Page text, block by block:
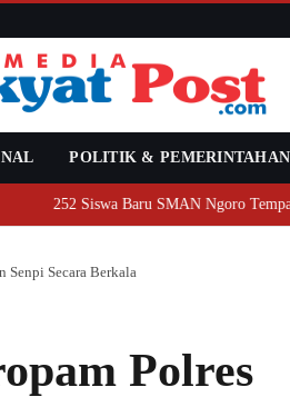
POLITIK & PEMERINTAHAN
252 Siswa Baru SMAN Ngoro Tempa
Senpi Secara Berkala
Polres